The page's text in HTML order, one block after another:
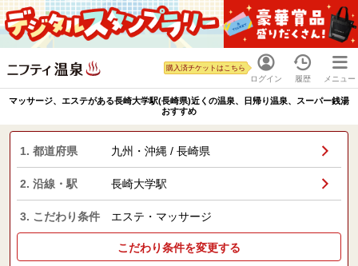
ログイン
購入済チケットはこちら
履歴 メニュー
マッサージ、エステがある長崎大学駅(長崎県)近くの温泉、日帰り温泉、スーパー銭湯
おすすめ
1. 都道府県 九州・沖縄 / 長崎県
2. 沿線・駅 長崎大学駅
3. こだわり条件 エステ・マッサージ
こだわり条件を変更する